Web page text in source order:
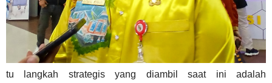
tu langkah strategis yang diambil saat ini adalah